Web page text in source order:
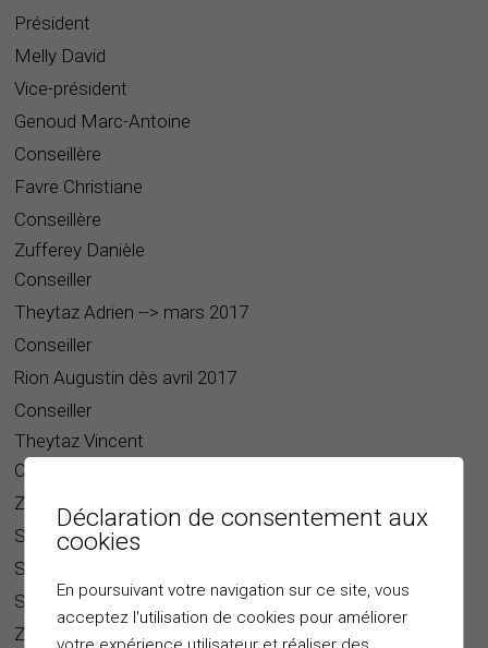
Président
Melly David
Vice-président
Genoud Marc-Antoine
Conseillère
Favre Christiane
Conseillère
Zufferey Danièle
Conseiller
Theytaz Adrien --> mars 2017
Conseiller
Rion Augustin dès avril 2017
Conseiller
Theytaz Vincent
Conseillère
Zufferey David
Secrétaire
Solioz-Minder Nicole --> août 2017
Secrétaire
Zufferey Sophie dès septembre 2017
Déclaration de consentement aux
cookies
En poursuivant votre navigation sur ce site, vous
acceptez l'utilisation de cookies pour améliorer